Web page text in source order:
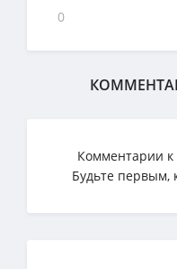
0
Комментарии к
Будьте первым,